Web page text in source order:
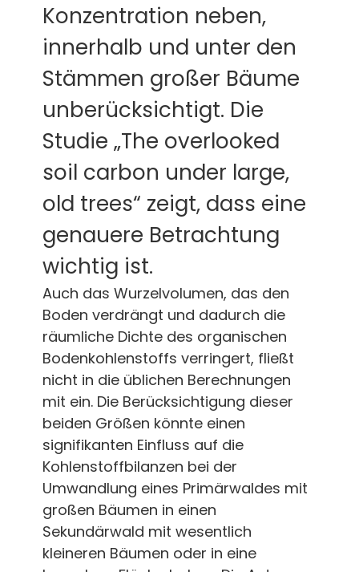
Konzentration neben,
innerhalb und unter den
Stämmen großer Bäume
unberücksichtigt. Die
Studie „The overlooked
soil carbon under large,
old trees“ zeigt, dass eine
genauere Betrachtung
wichtig ist.
Auch das Wurzelvolumen, das den
Boden verdrängt und dadurch die
räumliche Dichte des organischen
Bodenkohlenstoffs verringert, fließt
nicht in die üblichen Berechnungen
mit ein. Die Berücksichtigung dieser
beiden Größen könnte einen
signifikanten Einfluss auf die
Kohlenstoffbilanzen bei der
Umwandlung eines Primärwaldes mit
großen Bäumen in einen
Sekundärwald mit wesentlich
kleineren Bäumen oder in eine